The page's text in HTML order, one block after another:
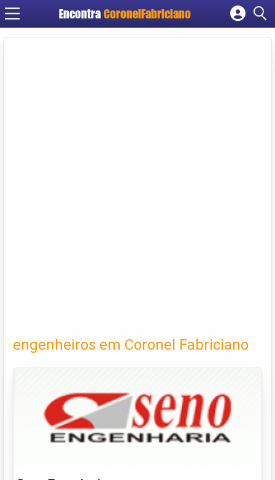
Encontra CoronelFabriciano
Cadastrar empresa
engenheiros em Coronel Fabriciano